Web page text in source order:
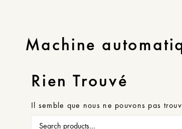
Machine
Rien Trouvé
Il semble que nous ne pouvons pas